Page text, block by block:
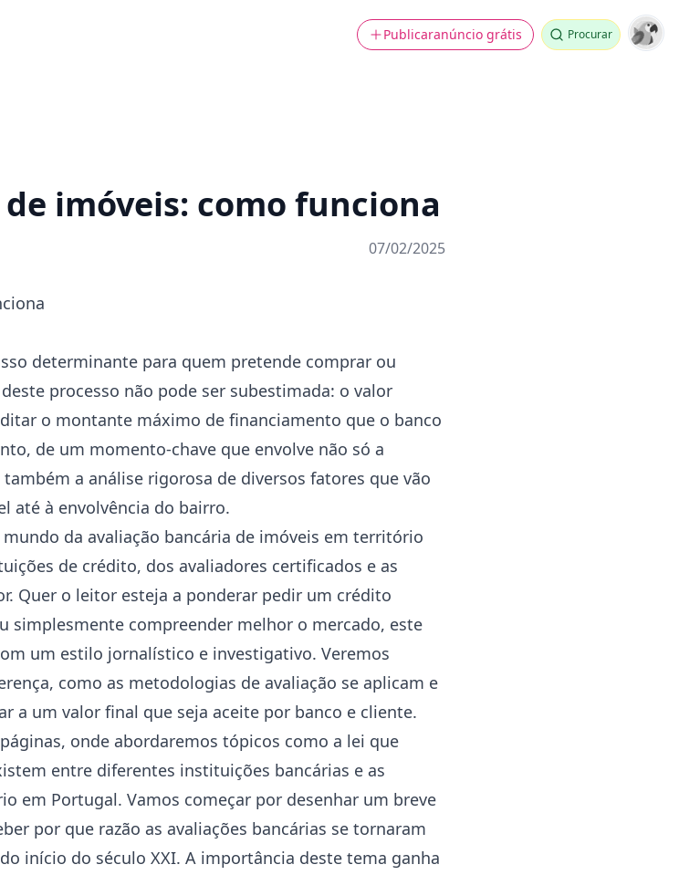
Publicaranúncio grátis Procurar
imóveis: como funciona
07/02/2025
determinante para quem pretende comprar ou
processo não pode ser subestimada: o valor
o montante máximo de financiamento que o banco
de um momento-chave que envolve não só a
a análise rigorosa de diversos fatores que vão
até à envolvência do bairro.
da avaliação bancária de imóveis em território
de crédito, dos avaliadores certificados e as
Quer o leitor esteja a ponderar pedir um crédito
simplesmente compreender melhor o mercado, este
um estilo jornalístico e investigativo. Veremos
como as metodologias de avaliação se aplicam e
a um valor final que seja aceite por banco e cliente.
onde abordaremos tópicos como a lei que
entre diferentes instituições bancárias e as
em Portugal. Vamos começar por desenhar um breve
por que razão as avaliações bancárias se tornaram
início do século XXI. A importância deste tema ganha